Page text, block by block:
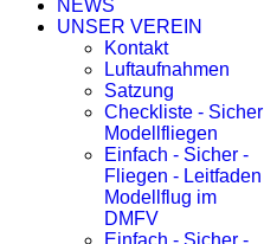
NEWS
UNSER VEREIN
Kontakt
Luftaufnahmen
Satzung
Checkliste - Sicher
Modellfliegen
Einfach - Sicher -
Fliegen - Leitfaden
Modellflug im
DMFV
Einfach - Sicher -